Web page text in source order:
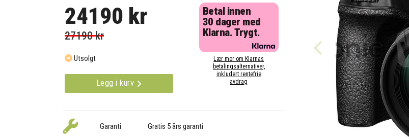
24190 kr
27190 kr
Utsolgt
Legg i kurv
Betal innen
30 dager med
Klarna. Trygt.
Lær mer om Klarnas
betalingsalternativer,
inkludert rentefrie
avdrag
Garanti Gratis 5 års garanti